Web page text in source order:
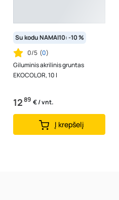
Su kodu NAMAI10: -10 %
0/5 (0)
Giluminis akrilinis gruntas
EKOCOLOR, 10 l
1289 € / vnt.
Į krepšelį